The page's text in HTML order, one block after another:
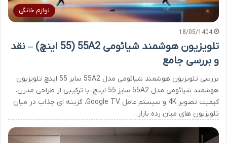
لوازم خانگی
18/05/1404
تلویزیون هوشمند شیائومی 55A2 (55 اینچ) – نقد
و بررسی جامع
بررسی تلویزیون هوشمند شیائومی مدل 55A2 سایز 55 اینچ تلویزیون
هوشمند شیائومی مدل 55A2 سایز 55 اینچ، با ترکیبی از طراحی مدرن،
کیفیت تصویر 4K و سیستم عامل Google TV، گزینه ای جذاب در میان
تلویزیون های میان رده بازار…